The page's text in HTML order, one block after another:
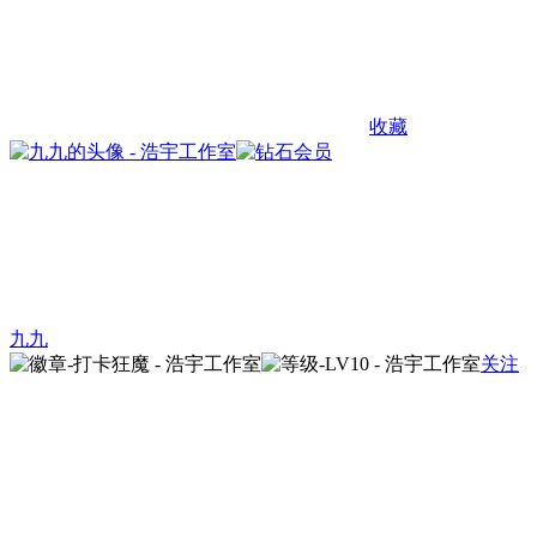
收藏
九九
关注